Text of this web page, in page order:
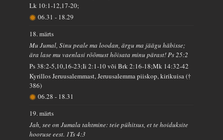
Lk 10:1-12,17-20;
06.31- 18.29
18. märts
Mu Jumal, Sinu peale ma loodan, ärgu ma jäägu häbisse;
ära lase mu vaenlasi rõõmust hõisata minu pärast! Ps 25:2
Ps 38:2-5,10,16-23;Ii 2:1-10 või Brk 2:16-18;Mk 14:32-42
Kyrillos Jeruusalemmast, Jeruusalemma piiskop, kirikuisa (†
386)
06.28- 18.31
19. märts
Jah, see on Jumala tahtmine: teie pühitsus, et te hoiduksite
hooruse eest. 1Ts 4:3